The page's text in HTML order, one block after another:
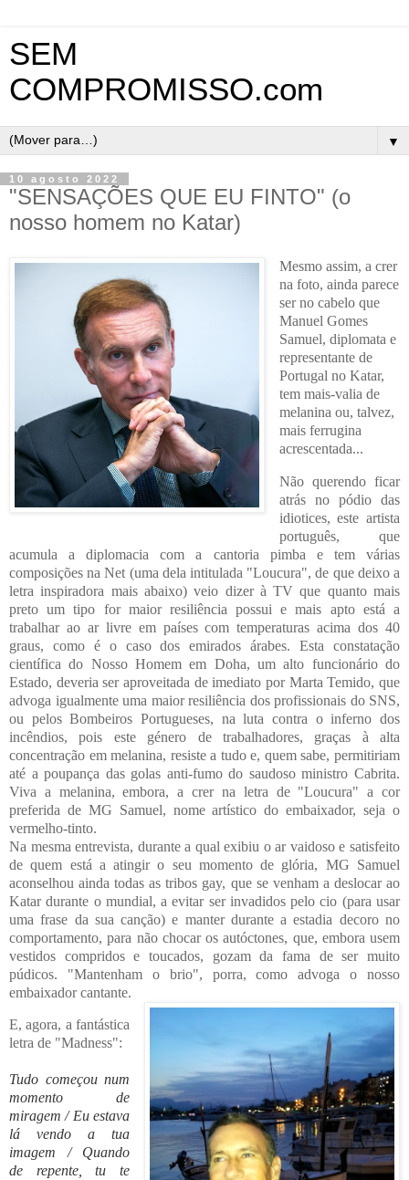
SEM
COMPROMISSO.com
▼
10 agosto 2022
"SENSAÇÕES QUE EU FINTO" (o
nosso homem no Katar)
Mesmo assim, a crer
na foto, ainda parece
ser no cabelo que
Manuel Gomes
Samuel, diplomata e
representante de
Portugal no Katar,
tem mais-valia de
melanina ou, talvez,
mais ferrugina
acrescentada...
Não querendo ficar
atrás no pódio das
idiotices, este artista
português, que
acumula a diplomacia com a cantoria pimba e tem várias
composições na Net (uma dela intitulada "Loucura", de que deixo a
letra inspiradora mais abaixo) veio dizer à TV que quanto mais
preto um tipo for maior resiliência possui e mais apto está a
trabalhar ao ar livre em países com temperaturas acima dos 40
graus, como é o caso dos emirados árabes. Esta constatação
científica do Nosso Homem em Doha, um alto funcionário do
Estado, deveria ser aproveitada de imediato por Marta Temido, que
advoga igualmente uma maior resiliência dos profissionais do SNS,
ou pelos Bombeiros Portugueses, na luta contra o inferno dos
incêndios, pois este género de trabalhadores, graças à alta
concentração em melanina, resiste a tudo e, quem sabe, permitiriam
até a poupança das golas anti-fumo do saudoso ministro Cabrita.
Viva a melanina, embora, a crer na letra de "Loucura" a cor
preferida de MG Samuel, nome artístico do embaixador, seja o
vermelho-tinto.
Na mesma entrevista, durante a qual exibiu o ar vaidoso e satisfeito
de quem está a atingir o seu momento de glória, MG Samuel
aconselhou ainda todas as tribos gay, que se venham a deslocar ao
Katar durante o mundial, a evitar ser invadidos pelo cio (para usar
uma frase da sua canção) e manter durante a estadia decoro no
comportamento, para não chocar os autóctones, que, embora usem
vestidos compridos e toucados, gozam da fama de ser muito
púdicos. "Mantenham o brio", porra, como advoga o nosso
embaixador cantante.
E, agora, a fantástica
letra de "Madness":
Tudo começou num
momento de
miragem / Eu estava
lá vendo a tua
imagem / Quando
de repente, tu te